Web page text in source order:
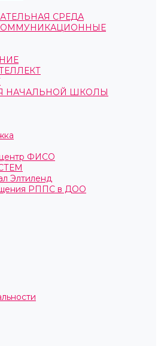
СРЕДА
НАЧАЛЬНОЙ ШКОЛЫ
ФИСО
Элтиленд
РППС в ДОО